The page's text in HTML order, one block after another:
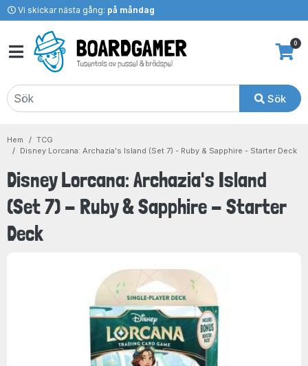
Vi skickar nästa gång: på måndag
Sök
0
Hem
TCG
Disney Lorcana: Archazia's Island (Set 7) - Ruby & Sapphire - Starter Deck
Disney Lorcana: Archazia's Island
(Set 7) - Ruby & Sapphire - Starter
Deck